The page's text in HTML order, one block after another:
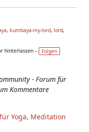
, kumbaya-my-lord, lord,
hinterlassen –
Folgen
- Forum für
Kommentare
Yoga, Meditation